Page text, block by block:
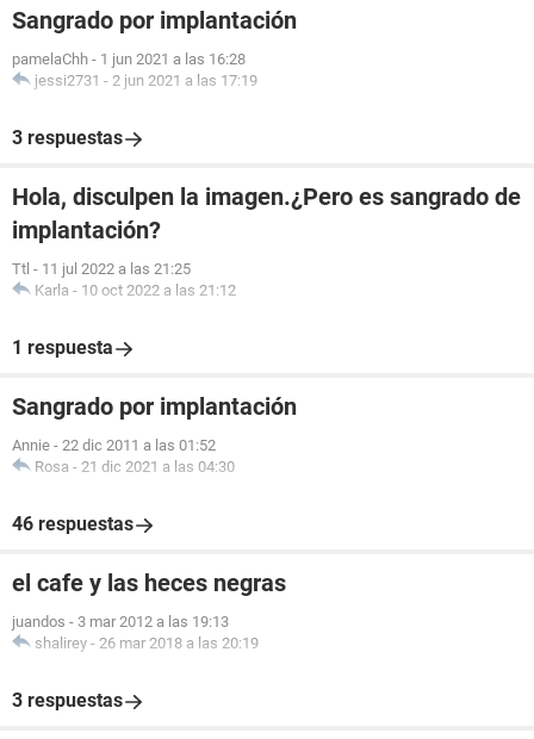
Sangrado por implantación
pamelaChh - 1 jun 2021 a las 16:28
jessi2731 - 2 jun 2021 a las 17:19
3 respuestas
Hola, disculpen la imagen.¿Pero es sangrado de
implantación?
Ttl - 11 jul 2022 a las 21:25
Karla - 10 oct 2022 a las 21:12
1 respuesta
Sangrado por implantación
Annie - 22 dic 2011 a las 01:52
Rosa - 21 dic 2021 a las 04:30
46 respuestas
el cafe y las heces negras
juandos - 3 mar 2012 a las 19:13
shalirey - 26 mar 2018 a las 20:19
3 respuestas